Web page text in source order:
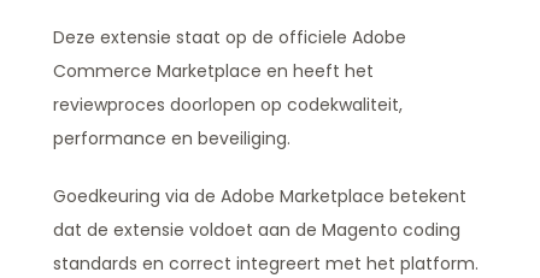
Deze extensie staat op de officiele Adobe
Commerce Marketplace en heeft het
reviewproces doorlopen op codekwaliteit,
performance en beveiliging.
Goedkeuring via de Adobe Marketplace betekent
dat de extensie voldoet aan de Magento coding
standards en correct integreert met het platform.